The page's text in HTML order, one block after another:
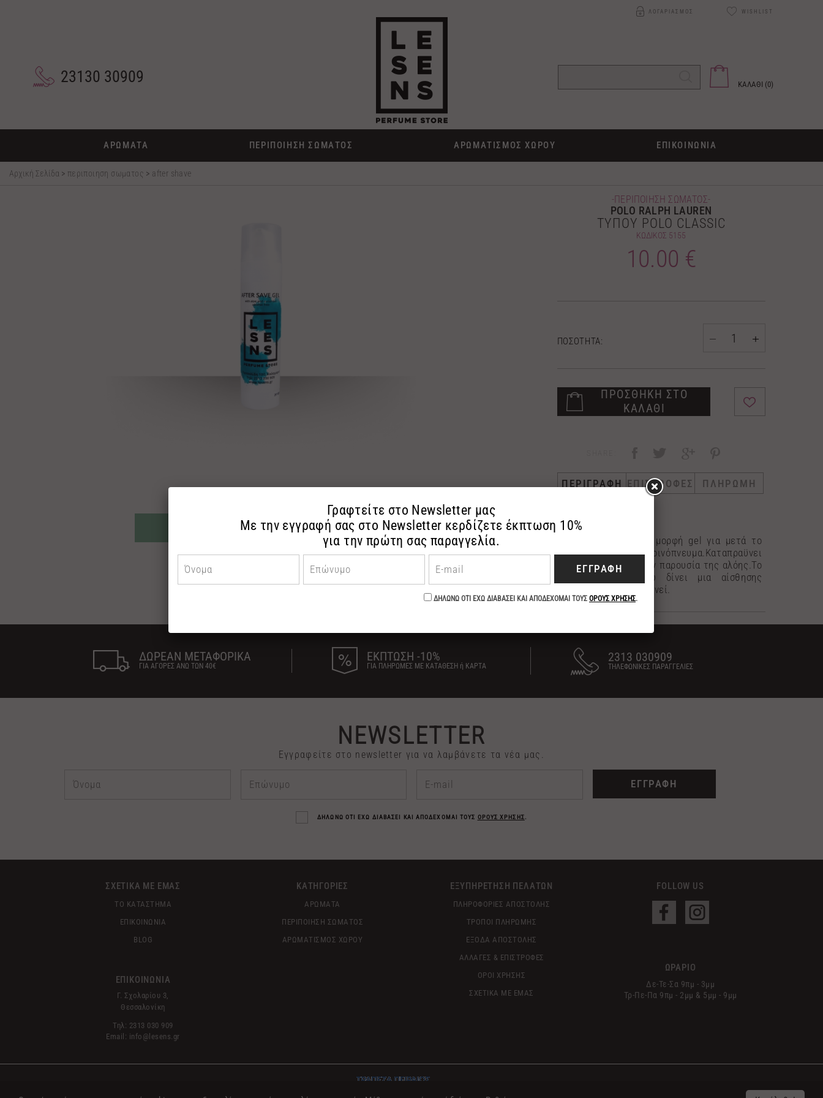
ΛΟΓΑΡΙΑΣΜΟΣ WISHLIST
23130 30909 ΚΑΛΑΘΙ (0)
ΑΡΩΜΑΤΑ ΠΕΡΙΠΟΙΗΣΗ ΣΩΜΑΤΟΣ ΑΡΩΜΑΤΙΣΜΟΣ ΧΩΡΟΥ ΕΠΙΚΟΙΝΩΝΙΑ
Αρχική Σελίδα > περιποιηση σωματος > after shave
ΡΩΤΗΣΤΕ ΜΑΣ
-ΠΕΡΙΠΟΙΗΣΗ ΣΩΜΑΤΟΣ-
POLO RALPH LAUREN
ΤΥΠΟΥ POLO CLASSIC
ΚΩΔΙΚΟΣ 5155
10.00 €
ΠΟΣΟΤΗΤΑ:
ΠΡΟΣΘΗΚΗ ΣΤΟ
ΚΑΛΑΘΙ
ΠΕΡΙΓΡΑΦΗ ΕΠΙΣΤΡΟΦΕΣ ΠΛΗΡΩΜΗ
Ελαφριά σύνθεση σε μορφή gel για μετά το
ξύρισμα,χωρίς οινόπνευμα.Καταπραϋνει
κοκκινίλες χάρις στην παρουσία της αλόης.Το
εκχύλισμα αγγουριού δίνει μια αίσθησης
δροσιάς και αναζωογονεί.
ΔΩΡΕΑΝ ΜΕΤΑΦΟΡΙΚΑ
ΓΙΑ ΑΓΟΡΕΣ ΑΝΩ ΤΩΝ 40€
ΕΚΠΤΩΣΗ -10%
ΓΙΑ ΠΛΗΡΩΜΕΣ ΜΕ ΚΑΤΑΘΕΣΗ ή ΚΑΡΤΑ
2313 030909
ΤΗΛΕΦΩΝΙΚΕΣ ΠΑΡΑΓΓΕΛΙΕΣ
NEWSLETTER
Εγγραφείτε στο newsletter για να λαμβάνετε τα νέα μας.
ΕΓΓΡΑΦΗ
ΔΗΛΩΝΩ ΟΤΙ ΕΧΩ ΔΙΑΒΑΣΕΙ ΚΑΙ ΑΠΟΔΕΧΟΜΑΙ ΤΟΥΣ ΟΡΟΥΣ ΧΡΗΣΗΣ.
ΣΧΕΤΙΚΑ ΜΕ ΕΜΑΣ
ΤΟ ΚΑΤΑΣΤΗΜΑ
ΕΠΙΚΟΙΝΩΝΙΑ
BLOG
ΕΠΙΚΟΙΝΩΝΙΑ
Γ. Σχολαρίου 3,
Θεσσαλονίκη
Τηλ: 2313 030 909
Email: info@lesens.gr
ΚΑΤΗΓΟΡΙΕΣ
ΑΡΩΜΑΤΑ
ΠΕΡΙΠΟΙΗΣΗ ΣΩΜΑΤΟΣ
ΑΡΩΜΑΤΙΣΜΟΣ ΧΩΡΟΥ
ΕΞΥΠΗΡΕΤΗΣΗ ΠΕΛΑΤΩΝ
ΠΛΗΡΟΦΟΡΙΕΣ ΑΠΟΣΤΟΛΗΣ
ΤΡΟΠΟΙ ΠΛΗΡΩΜΗΣ
ΕΞΟΔΑ ΑΠΟΣΤΟΛΗΣ
ΑΛΛΑΓΕΣ & ΕΠΙΣΤΡΟΦΕΣ
ΟΡΟΙ ΧΡΗΣΗΣ
ΣΧΕΤΙΚΑ ΜΕ ΕΜΑΣ
FOLLOW US
ΩΡΑΡΙΟ
Δε-Τε-Σα 9πμ - 3μμ
Τρ-Πε-Πα 9πμ - 2μμ & 5μμ - 9μμ